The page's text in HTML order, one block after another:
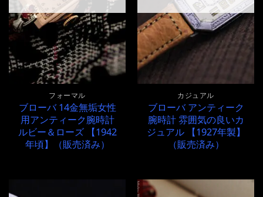
フォーマル
ブローバ 14金無垢女性
用アンティーク腕時計
ルビー＆ローズ 【1942
年頃】（販売済み）
カジュアル
ブローバ アンティーク
腕時計 雰囲気の良いカ
ジュアル 【1927年製】
（販売済み）